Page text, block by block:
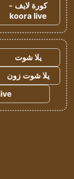
كورة لايف -
koora live
يلا شوت
يلا شوت زون